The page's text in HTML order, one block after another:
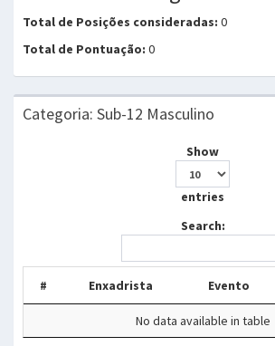
Total de Posições consideradas: 0
Total de Pontuação: 0
Categoria: Sub-12 Masculino
Show
entries
Search:
# Enxadrista Evento
No data available in table